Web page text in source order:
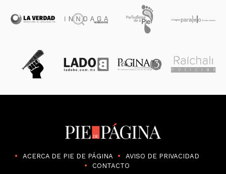
ACERCA DE PIE DE PÁGINA
AVISO DE PRIVACIDAD
CONTACTO